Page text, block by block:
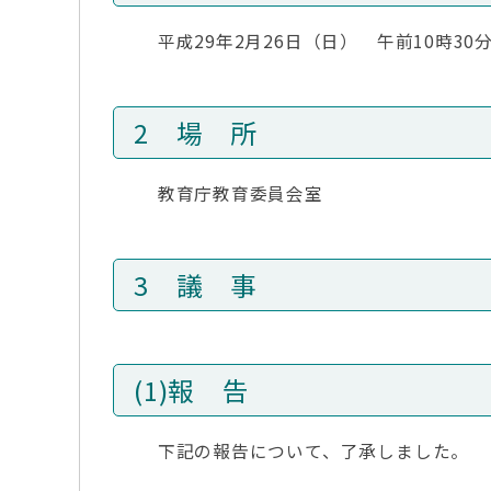
平成29年2月26日（日） 午前10時30
2 場 所
教育庁教育委員会室
3 議 事
(1)報 告
下記の報告について、了承しました。